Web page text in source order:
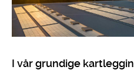
I vår grundige